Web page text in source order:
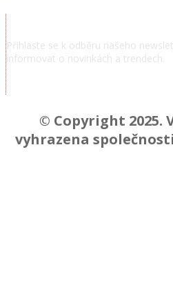
Přihlaste se k odběru našeho
informovat o novinkách a trendech.
© Copyright 2025.
vyhrazena